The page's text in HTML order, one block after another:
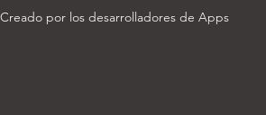
por los desarrolladores de Apps